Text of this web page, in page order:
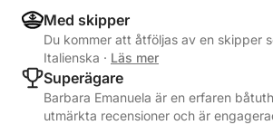
Med skipper
Du kommer att åtföljas av en skipper
Italienska · Läs mer
Superägare
Barbara Emanuela är en erfaren
utmärkta recensioner och är